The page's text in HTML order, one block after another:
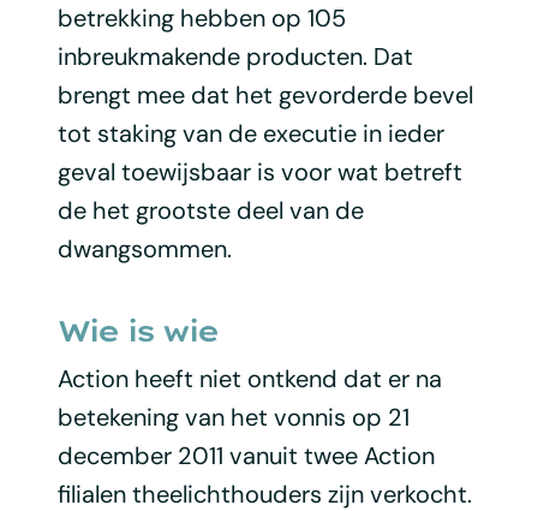
betrekking hebben op 105
inbreukmakende producten. Dat
brengt mee dat het gevorderde bevel
tot staking van de executie in ieder
geval toewijsbaar is voor wat betreft
de het grootste deel van de
dwangsommen.
Wie is wie
Action heeft niet ontkend dat er na
betekening van het vonnis op 21
december 2011 vanuit twee Action
filialen theelichthouders zijn verkocht.